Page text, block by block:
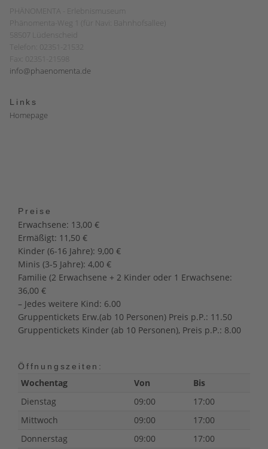
PHÄNOMENTA - Erlebnismuseum
Phänomenta-Weg 1 (für Navi: Bahnhofsallee)
58507 Lüdenscheid
Telefon: 02351-21532
Fax: 02351-21598
info@phaenomenta.de
Links
Homepage
Preise
Erwachsene: 13,00 €
Ermäßigt: 11,50 €
Kinder (6-16 Jahre): 9,00 €
Minis (3-5 Jahre): 4,00 €
Familie (2 Erwachsene + 2 Kinder oder 1 Erwachsene:
36,00 €
– Jedes weitere Kind: 6.00
Gruppentickets Erw.(ab 10 Personen) Preis p.P.: 11.50
Gruppentickets Kinder (ab 10 Personen), Preis p.P.: 8.00
Öffnungszeiten:
Wochentag Von
Bis
Dienstag
09:00
17:00
Mittwoch
09:00
17:00
Donnerstag
09:00
17:00